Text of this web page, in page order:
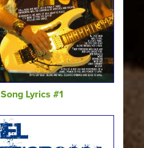
Song Lyrics #1